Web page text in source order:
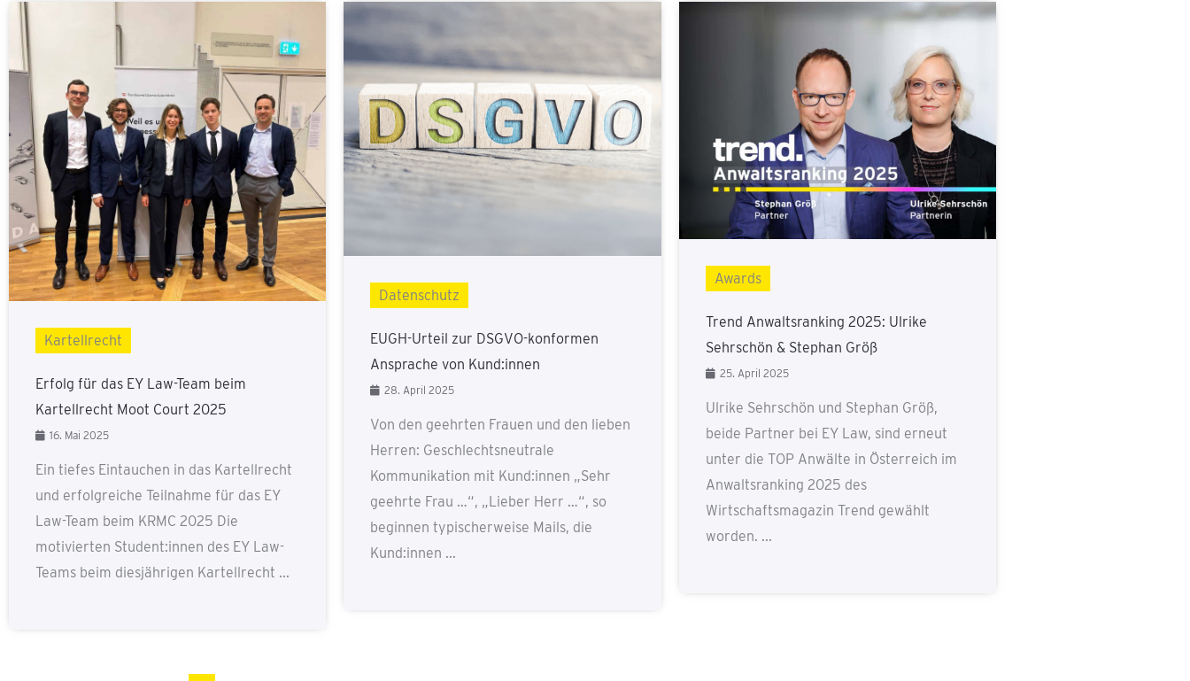
Kartellrecht
Erfolg für das EY Law-Team beim
Kartellrecht Moot Court 2025
16. Mai 2025
Ein tiefes Eintauchen in das Kartellrecht
und erfolgreiche Teilnahme für das EY
Law-Team beim KRMC 2025 Die
motivierten Student:innen des EY Law-
Teams beim diesjährigen Kartellrecht ...
Datenschutz
EUGH-Urteil zur DSGVO-konformen
Ansprache von Kund:innen
28. April 2025
Von den geehrten Frauen und den lieben
Herren: Geschlechtsneutrale
Kommunikation mit Kund:innen „Sehr
geehrte Frau …“, „Lieber Herr …“, so
beginnen typischerweise Mails, die
Kund:innen ...
Awards
Trend Anwaltsranking 2025: Ulrike
Sehrschön & Stephan Größ
25. April 2025
Ulrike Sehrschön und Stephan Größ,
beide Partner bei EY Law, sind erneut
unter die TOP Anwälte in Österreich im
Anwaltsranking 2025 des
Wirtschaftsmagazin Trend gewählt
worden. ...